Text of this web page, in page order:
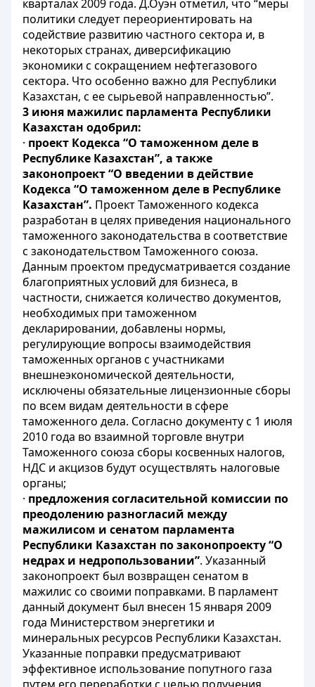
кварталах 2009 года. Д.Оуэн отметил, что “меры
политики следует переориентировать на
содействие развитию частного сектора и, в
некоторых странах, диверсификацию
экономики с сокращением нефтегазового
сектора. Что особенно важно для Республики
Казахстан, с ее сырьевой направленностью”.
3 июня мажилис парламента Республики
Казахстан одобрил:
· проект Кодекса “О таможенном деле в
Республике Казахстан”, а также
законопроект “О введении в действие
Кодекса “О таможенном деле в Республике
Казахстан”. Проект Таможенного кодекса
разработан в целях приведения национального
таможенного законодательства в соответствие
с законодательством Таможенного союза.
Данным проектом предусматривается создание
благоприятных условий для бизнеса, в
частности, снижается количество документов,
необходимых при таможенном
декларировании, добавлены нормы,
регулирующие вопросы взаимодействия
таможенных органов с участниками
внешнеэкономической деятельности,
исключены обязательные лицензионные сборы
по всем видам деятельности в сфере
таможенного дела. Согласно документу с 1 июля
2010 года во взаимной торговле внутри
Таможенного союза сборы косвенных налогов,
НДС и акцизов будут осуществлять налоговые
органы;
· предложения согласительной комиссии по
преодолению разногласий между
мажилисом и сенатом парламента
Республики Казахстан по законопроекту “О
недрах и недропользовании”. Указанный
законопроект был возвращен сенатом в
мажилис со своими поправками. В парламент
данный документ был внесен 15 января 2009
года Министерством энергетики и
минеральных ресурсов Республики Казахстан.
Указанные поправки предусматривают
эффективное использование попутного газа